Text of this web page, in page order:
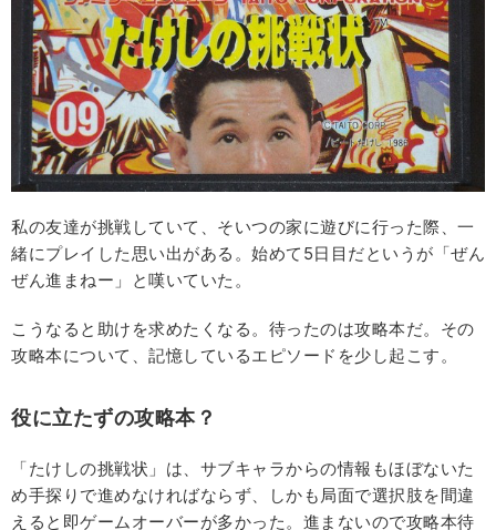
私の友達が挑戦していて、そいつの家に遊びに行った際、一
緒にプレイした思い出がある。始めて5日目だというが「ぜん
ぜん進まねー」と嘆いていた。
こうなると助けを求めたくなる。待ったのは攻略本だ。その
攻略本について、記憶しているエピソードを少し起こす。
役に立たずの攻略本？
「たけしの挑戦状」は、サブキャラからの情報もほぼないた
め手探りで進めなければならず、しかも局面で選択肢を間違
えると即ゲームオーバーが多かった。進まないので攻略本待